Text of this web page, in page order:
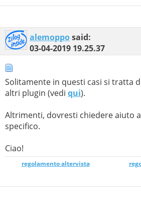
alemopposaid:
03-04-2019 19.25.37
Solitamente in questi casi si tratta
altri plugin (vedi qui).
Altrimenti, dovresti chiedere aiuto
specifico.
Ciao!
regolamento altervista_______________